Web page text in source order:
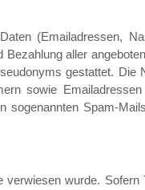
(Emailadressen,
aller
gestattet.
sowie
Spam-
wurde. Sofern